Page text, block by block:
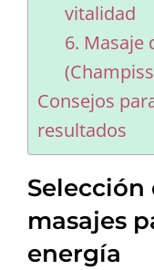
vitalidad
6. Masaje
Consejos
resultados
Selección
masajes
energía